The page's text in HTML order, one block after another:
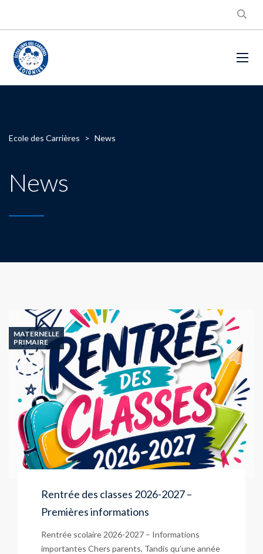
Ecole des Carrières > News
News
MATERNELLE
PRIMAIRE
Rentrée des classes 2026-2027 –
Premières informations
Rentrée scolaire 2026-2027 – Informations
importantes Chers parents, Tandis qu’une année